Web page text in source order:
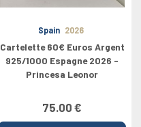
Spain 2026
Cartelette 60€ Euros Argent
925/1000 Espagne 2026 -
Princesa Leonor
75.00 €